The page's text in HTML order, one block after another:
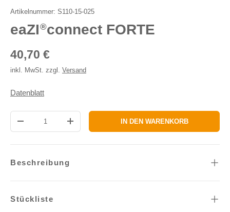
Artikelnummer: S110-15-025
eaZI®connect FORTE
Normaler Preis
40,70 €
inkl. MwSt. zzgl. Versand
Datenblatt
MENGE VERRINGERNMENGE ERHÖHENIN DEN WARENKORB
Beschreibung
Stückliste